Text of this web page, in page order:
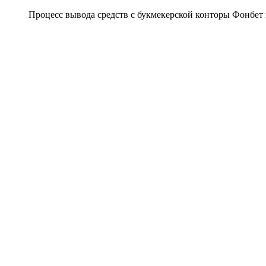
Процесс вывода средств с букмекерской конторы Фонбет